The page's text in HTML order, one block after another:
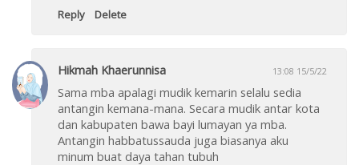
Reply Delete
Hikmah Khaerunnisa 13:08 15/5/22
Sama mba apalagi mudik kemarin selalu sedia
antangin kemana-mana. Secara mudik antar kota
dan kabupaten bawa bayi lumayan ya mba.
Antangin habbatussauda juga biasanya aku
minum buat daya tahan tubuh